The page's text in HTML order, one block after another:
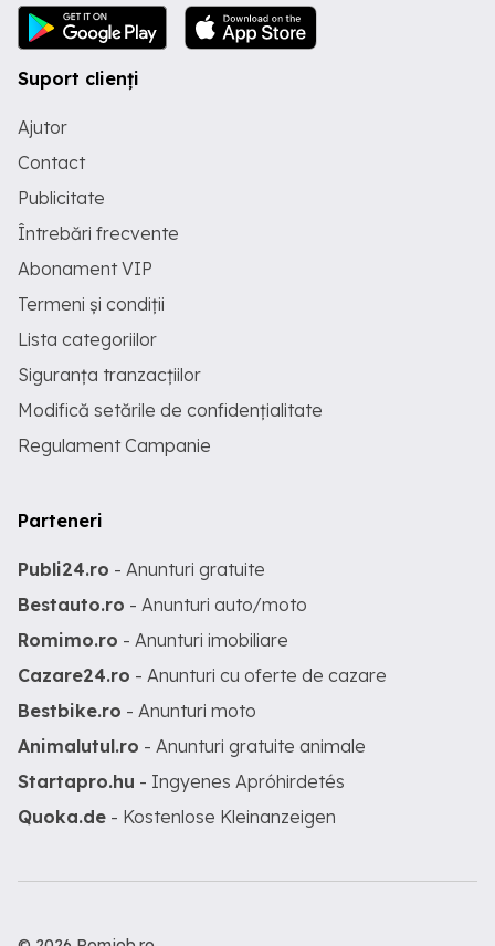
Suport clienți
Ajutor
Contact
Publicitate
Întrebări frecvente
Abonament VIP
Termeni și condiții
Lista categoriilor
Siguranța tranzacțiilor
Modifică setările de confidențialitate
Regulament Campanie
Parteneri
Publi24.ro - Anunturi gratuite
Bestauto.ro - Anunturi auto/moto
Romimo.ro - Anunturi imobiliare
Cazare24.ro - Anunturi cu oferte de cazare
Bestbike.ro - Anunturi moto
Animalutul.ro - Anunturi gratuite animale
Startapro.hu - Ingyenes Apróhirdetés
Quoka.de - Kostenlose Kleinanzeigen